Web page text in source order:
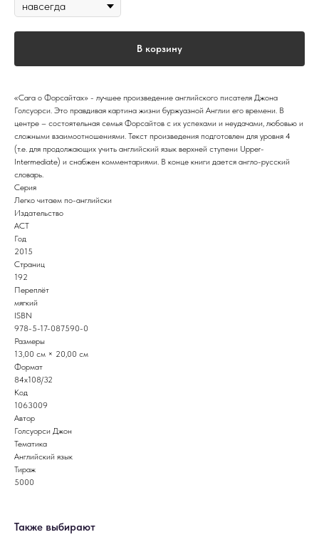
В корзину
«Сага о Форсайтах» - лучшее произведение английского писателя Джона
Голсуорси. Это правдивая картина жизни буржуазной Англии его времени. В
центре – состоятельная семья Форсайтов с их успехами и неудачами, любовью и
сложными взаимоотношениями. Текст произведения подготовлен для уровня 4
(т.е. для продолжающих учить английский язык верхней ступени Upper-
Intermediate) и снабжен комментариями. В конце книги дается англо-русский
словарь.
Серия
Легко читаем по-английски
Издательство
АСТ
Год
2015
Страниц
192
Переплёт
мягкий
ISBN
978-5-17-087590-0
Размеры
13,00 см × 20,00 см
Формат
84x108/32
Код
1063009
Автор
Голсуорси Джон
Тематика
Английский язык
Тираж
5000
Также выбирают